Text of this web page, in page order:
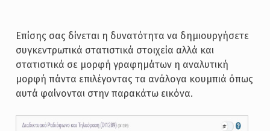
Επίσης σας δίνεται η δυνατότητα να δημιουργήσετε
συγκεντρωτικά στατιστικά στοιχεία αλλά και
στατιστικά σε μορφή γραφημάτων η αναλυτική
μορφή πάντα επιλέγοντας τα ανάλογα κουμπιά όπως
αυτά φαίνονται στην παρακάτω εικόνα.